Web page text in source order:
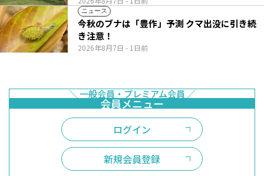
ニュース
2026年8月7日 - 1日前
今秋のブナは「豊作」予測 クマ出没に引き続
き注意！
ログイン
新規会員登録